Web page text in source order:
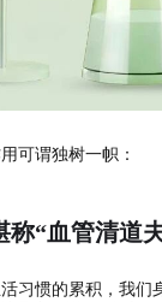
可谓独树一帜：
称“血管清道
习惯的累积，我们